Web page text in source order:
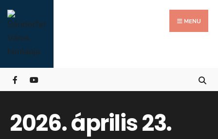
Skip
to
content
MENU
2026. április 23.
for:
Close